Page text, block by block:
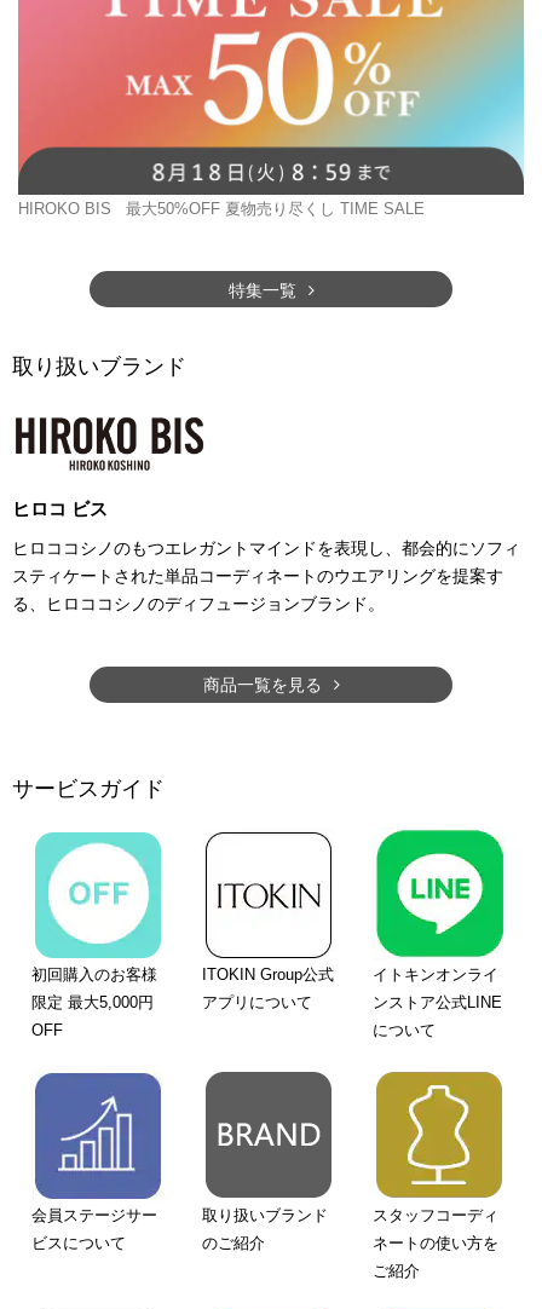
HIROKO BIS 最大50%OFF 夏物売り尽くし TIME SALE
特集一覧
取り扱いブランド
ヒロコ ビス
ヒロココシノのもつエレガントマインドを表現し、都会的にソフィ
スティケートされた単品コーディネートのウエアリングを提案す
る、ヒロココシノのディフュージョンブランド。
商品一覧を見る
サービスガイド
初回購入のお客様
限定 最大5,000円
OFF
ITOKIN Group公式
アプリについて
イトキンオンライ
ンストア公式LINE
について
会員ステージサー
ビスについて
取り扱いブランド
のご紹介
スタッフコーディ
ネートの使い方を
ご紹介